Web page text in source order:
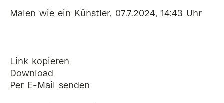
Malen wie ein Künstler, 07.7.2024, 14:43 Uhr
Link kopieren
Download
Per E-Mail senden